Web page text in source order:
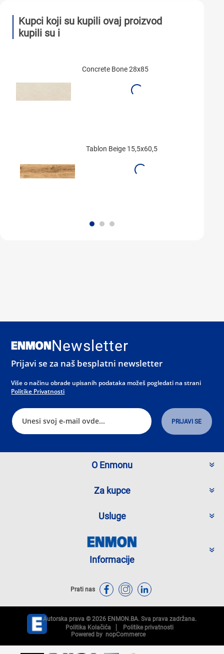
Kupci koji su kupili ovaj proizvod
kupili su i
Concrete Bone 28x85
Tablon Beige 15,5x60,5
Newsletter
Prijavi se za naš besplatni newsletter
Više o načinu obrade upisanih podataka možeš pogledati na strani
Politike Privatnosti
O Enmonu
Za kupce
Usluge
Informacije
Prati nas
Autorska prava © 2026 ENMON.BA. Sva prava zadržana.
Politika Kolačića
Politike privatnosti
Powered by nopCommerce